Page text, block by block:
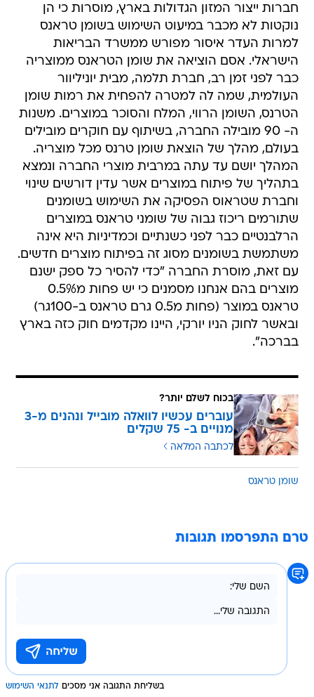
חברות ייצור המזון הגדולות בארץ, מוסרות כי הן
נוקטות לא מכבר במיעוט השימוש בשומן טראנס
למרות העדר איסור מפורש ממשרד הבריאות
הישראלי. אסם הוציאה את שומן הטראנס ממוצריה
כבר לפני זמן רב, חברת תלמה, מבית יוניליוור
העולמית, שמה לה למטרה להפחית את רמות שומן
הטרנס, השומן הרווי, המלח והסוכר במוצרים. משנות
ה- 90 מובילה החברה, בשיתוף עם חוקרים מובילים
בעולם, מהלך של הוצאת שומן טרנס מכל מוצריה.
המהלך יושם עד עתה במרבית מוצרי החברה ונמצא
בתהליך של פיתוח במוצרים אשר עדין דורשים שינוי
וחברת שטראוס הפסיקה את השימוש בשומנים
שתורמים ריכוז גבוה של שומני טראנס במוצרים
הרלבנטיים כבר לפני כשנתיים וכמדיניות היא אינה
משתמשת בשומנים מסוג זה בפיתוח מוצרים חדשים.
עם זאת, מוסרת החברה "כדי להסיר כל ספק ישנם
מוצרים בהם אנחנו מסמנים כי יש פחות מ0.5%
טראנס במוצר (פחות מ0.5 גרם טראנס ב-100גר)
ובאשר לחוק הניו יורקי, היינו מקדמים חוק כזה בארץ
בברכה".
בכוח לשלם יותר?
עוברים עכשיו לוואלה מובייל ונהנים מ-3
מנויים ב- 75 שקלים
לכתבה המלאה
שומן טראנס
טרם התפרסמו תגובות
בשליחת התגובה אני מסכים לתנאי השימוש